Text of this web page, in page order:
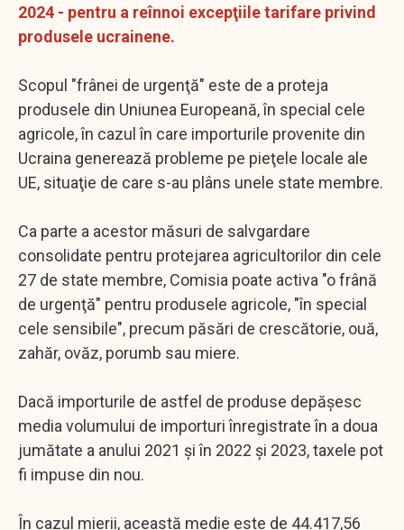
2024 - pentru a reînnoi excepţiile tarifare privind
produsele ucrainene.
Scopul "frânei de urgenţă" este de a proteja
produsele din Uniunea Europeană, în special cele
agricole, în cazul în care importurile provenite din
Ucraina generează probleme pe pieţele locale ale
UE, situaţie de care s-au plâns unele state membre.
Ca parte a acestor măsuri de salvgardare
consolidate pentru protejarea agricultorilor din cele
27 de state membre, Comisia poate activa "o frână
de urgenţă" pentru produsele agricole, "în special
cele sensibile", precum păsări de crescătorie, ouă,
zahăr, ovăz, porumb sau miere.
Dacă importurile de astfel de produse depăşesc
media volumului de importuri înregistrate în a doua
jumătate a anului 2021 şi în 2022 şi 2023, taxele pot
fi impuse din nou.
În cazul mierii, această medie este de 44.417,56